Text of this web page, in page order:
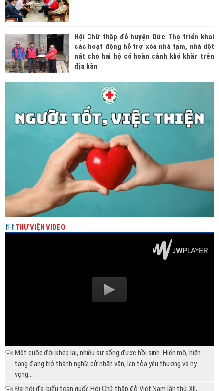
Hội Chữ thập đỏ huyện Đức Thọ triển khai
các hoạt động hỗ trợ xóa nhà tạm, nhà dột
nát cho hai hộ có hoàn cảnh khó khăn trên
địa bàn
THƯ VIỆN VIDEO
Một cuộc đời khép lại, nhiều sự sống được hồi sinh. Hiến mô, hiến
tạng đang trở thành nghĩa cử nhân văn, lan tỏa yêu thương và hy
vọng...
Đại hội đại biểu toàn quốc Hội Chữ thập đỏ Việt Nam lần thứ XII,